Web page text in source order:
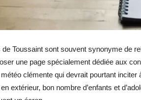
Toussaint sont souvent synonyme de
une page spécialement dédiée aux
clémente qui devrait pourtant inciter
extérieur, bon nombre d’enfants et